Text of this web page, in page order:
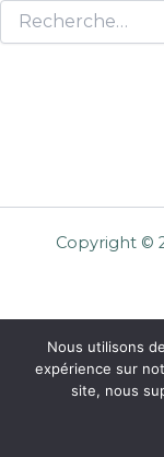
Copyright ©
Nous utilisons
expérience sur
site, nous